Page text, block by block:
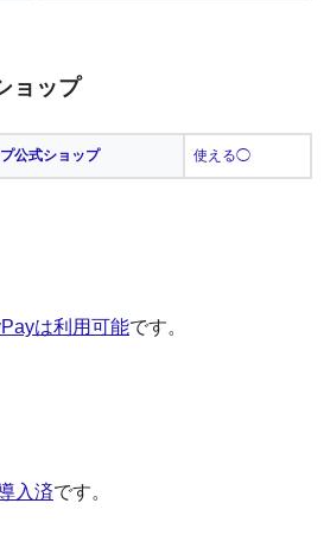
ョップ
公式ショップ 使える◯
は利用可能です。
入済です。